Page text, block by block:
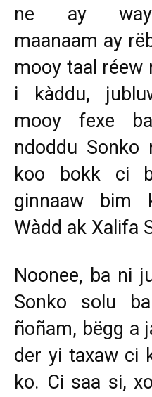
ne ay way-
maanaam ay
mooy taal réew
i kàddu,
mooy fexe
ndoddu
koo bokk ci
ginnaaw bim
Wàdd ak Xalifa
Noonee, ba ni
Sonko solu
ñoñam, bëgg a
der yi taxaw ci
ko. Ci saa si,